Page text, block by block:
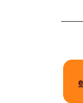
Colaboración
Banco de
Universo de
Listado de
Mapa de